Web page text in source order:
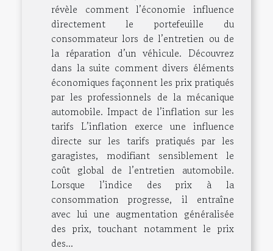
révèle comment l’économie influence
directement le portefeuille du
consommateur lors de l’entretien ou de
la réparation d’un véhicule. Découvrez
dans la suite comment divers éléments
économiques façonnent les prix pratiqués
par les professionnels de la mécanique
automobile. Impact de l’inflation sur les
tarifs L’inflation exerce une influence
directe sur les tarifs pratiqués par les
garagistes, modifiant sensiblement le
coût global de l’entretien automobile.
Lorsque l’indice des prix à la
consommation progresse, il entraîne
avec lui une augmentation généralisée
des prix, touchant notamment le prix
des...